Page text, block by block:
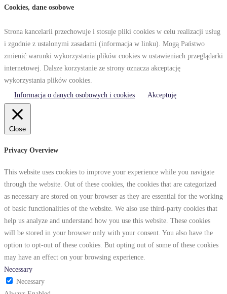
Cookies, dane osobowe
Strona kancelarii przechowuje i stosuje pliki cookies w celu realizacji usług
i zgodnie z ustalonymi zasadami (informacja w linku). Mogą Państwo
zmienić warunki wykorzystania plików cookies w ustawieniach przeglądarki
internetowej. Dalsze korzystanie ze strony oznacza akceptację
wykorzystania plików cookies.
Informacja o danych osobowych i cookies
Akceptuję
Close
Privacy Overview
This website uses cookies to improve your experience while you navigate
through the website. Out of these cookies, the cookies that are categorized
as necessary are stored on your browser as they are essential for the working
of basic functionalities of the website. We also use third-party cookies that
help us analyze and understand how you use this website. These cookies
will be stored in your browser only with your consent. You also have the
option to opt-out of these cookies. But opting out of some of these cookies
may have an effect on your browsing experience.
Necessary
Necessary